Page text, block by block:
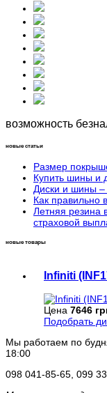
возможность
новые статьи
Размер
Купить шины и
Диски и шины –
Как правильно
Летняя резина
страховой
новые товары
Infiniti
Цена 7646
Подобрать
Мы работаем по
18:00
098 041-85-65, 099